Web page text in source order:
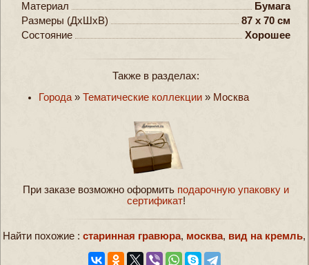
Материал
Бумага
Размеры (ДxШxВ)
87 x 70 см
Состояние
Хорошее
Также в разделах:
Города » Тематические коллекции » Москва
При заказе возможно оформить подарочную упаковку и
сертификат!
Найти похожие : старинная гравюра, москва, вид на кремль,